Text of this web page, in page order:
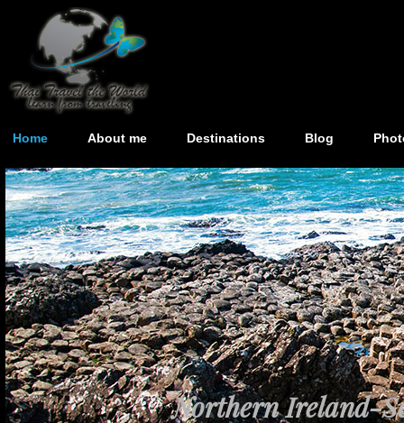
Home About me Destinations Blog
Northern Ireland-